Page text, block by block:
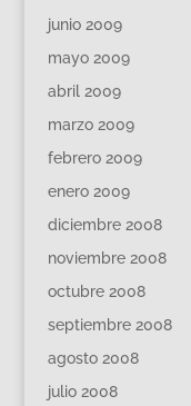
junio 2009
mayo 2009
abril 2009
marzo 2009
febrero 2009
enero 2009
diciembre 2008
noviembre 2008
octubre 2008
septiembre 2008
agosto 2008
julio 2008